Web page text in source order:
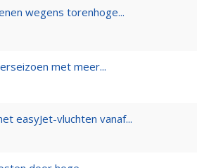
wegens torenhoge...
met meer...
easyJet-vluchten vanaf...